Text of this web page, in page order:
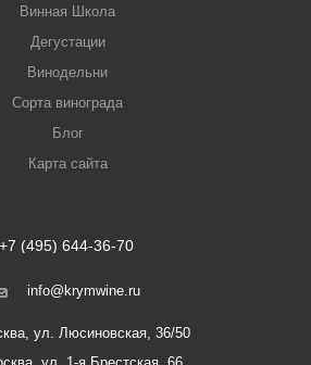
Винная Школа
Дегустации
Винодельни
Сорта винограда
Блог
Карта сайта
+7 (495) 644-36-70
info@krymwine.ru
ул. Люсиновская, 36/50